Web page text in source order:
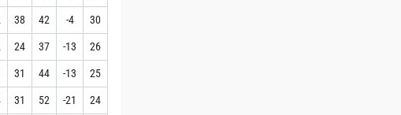
38 42 -4 30
24 37 -13 26
31 44 -13 25
31 52 -21 24